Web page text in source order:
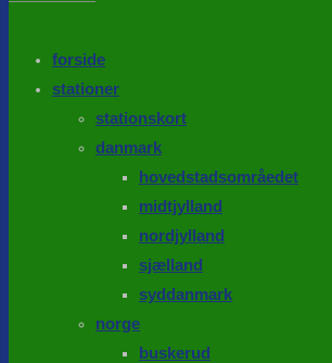
forside
stationer
stationskort
danmark
hovedstadsområedet
midtjylland
nordjylland
sjælland
syddanmark
norge
buskerud